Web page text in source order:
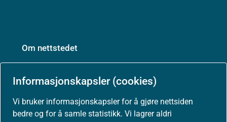
Informasjonskapsler (cookies)
Vi bruker informasjonskapsler for å gjøre nettsiden
bedre og for å samle statistikk. Vi lagrer aldri
Om nettstedet
Besøksstatistikk og informasjonskapsler